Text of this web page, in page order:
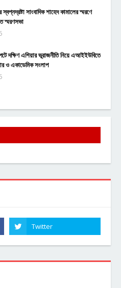
সাংবাদিক শাহেদ কামালের স্মরণে
স্মরণসভা
দক্ষিণ এশিয়ার ভূরাজনীতি নিয়ে এআইইউবিতে
ও একাডেমিক সংলাপ